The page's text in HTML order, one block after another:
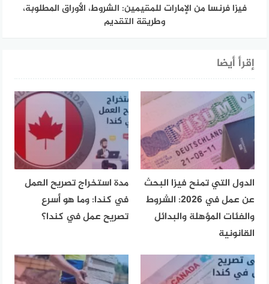
فيزا فرنسا من الإمارات للمقيمين: الشروط، الأوراق المطلوبة،
وطريقة التقديم
إقرأ أيضا
الدول التي تمنح فيزا البحث
عن عمل في 2026: الشروط
والفئات المؤهلة والبدائل
القانونية
مدة استخراج تصريح العمل
في كندا: وما هو أسرع
تصريح عمل في كندا؟